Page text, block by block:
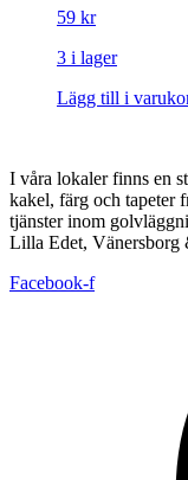
59 kr
3 i lager
Lägg till i
I våra lokaler finns en
kakel, färg och tapeter
tjänster inom
Lilla Edet, Vänersborg
Facebook-f